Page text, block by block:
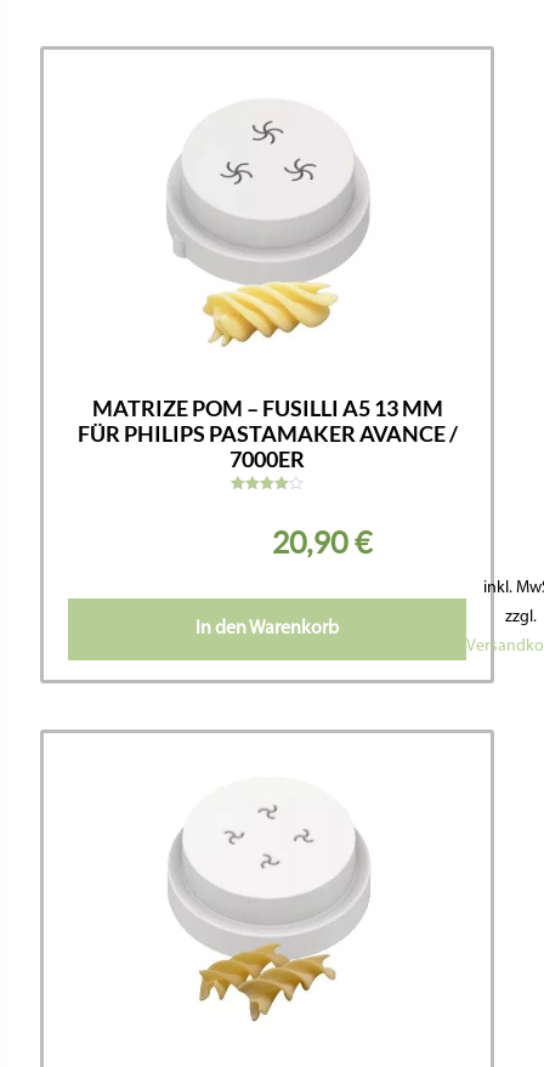
MATRIZE POM – FUSILLI A5 13 MM
FÜR PHILIPS PASTAMAKER AVANCE /
7000ER
von 520,90€
In den Warenkorb
inkl.
zzgl.